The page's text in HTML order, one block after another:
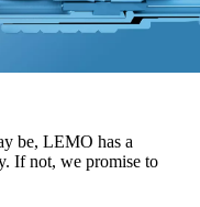
be, LEMO has a
If not, we promise to